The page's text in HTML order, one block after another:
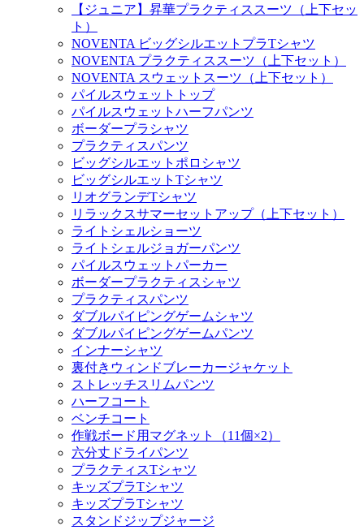
【ジュニア】昇華プラクティススーツ（上下セッ
ト）
NOVENTA ビッグシルエットプラTシャツ
NOVENTA プラクティススーツ（上下セット）
NOVENTA スウェットスーツ（上下セット）
パイルスウェットトップ
パイルスウェットハーフパンツ
ボーダープラシャツ
プラクティスパンツ
ビッグシルエットポロシャツ
ビッグシルエットTシャツ
リオグランデTシャツ
リラックスサマーセットアップ（上下セット）
ライトシェルショーツ
ライトシェルジョガーパンツ
パイルスウェットパーカー
ボーダープラクティスシャツ
プラクティスパンツ
ダブルパイピングゲームシャツ
ダブルパイピングゲームパンツ
インナーシャツ
裏付きウィンドブレーカージャケット
ストレッチスリムパンツ
ハーフコート
ベンチコート
作戦ボード用マグネット（11個×2）
六分丈ドライパンツ
プラクティスTシャツ
キッズプラTシャツ
キッズプラTシャツ
スタンドジップジャージ